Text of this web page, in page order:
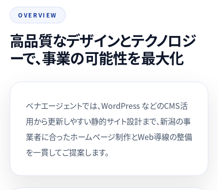
OVERVIEW
高品質なデザインとテクノロジ
ーで、事業の可能性を最大化
ベナエージェントでは、WordPress などのCMS活
用から更新しやすい静的サイト設計まで、新潟の事
業者に合ったホームページ制作とWeb導線の整備
を一貫してご提案します。